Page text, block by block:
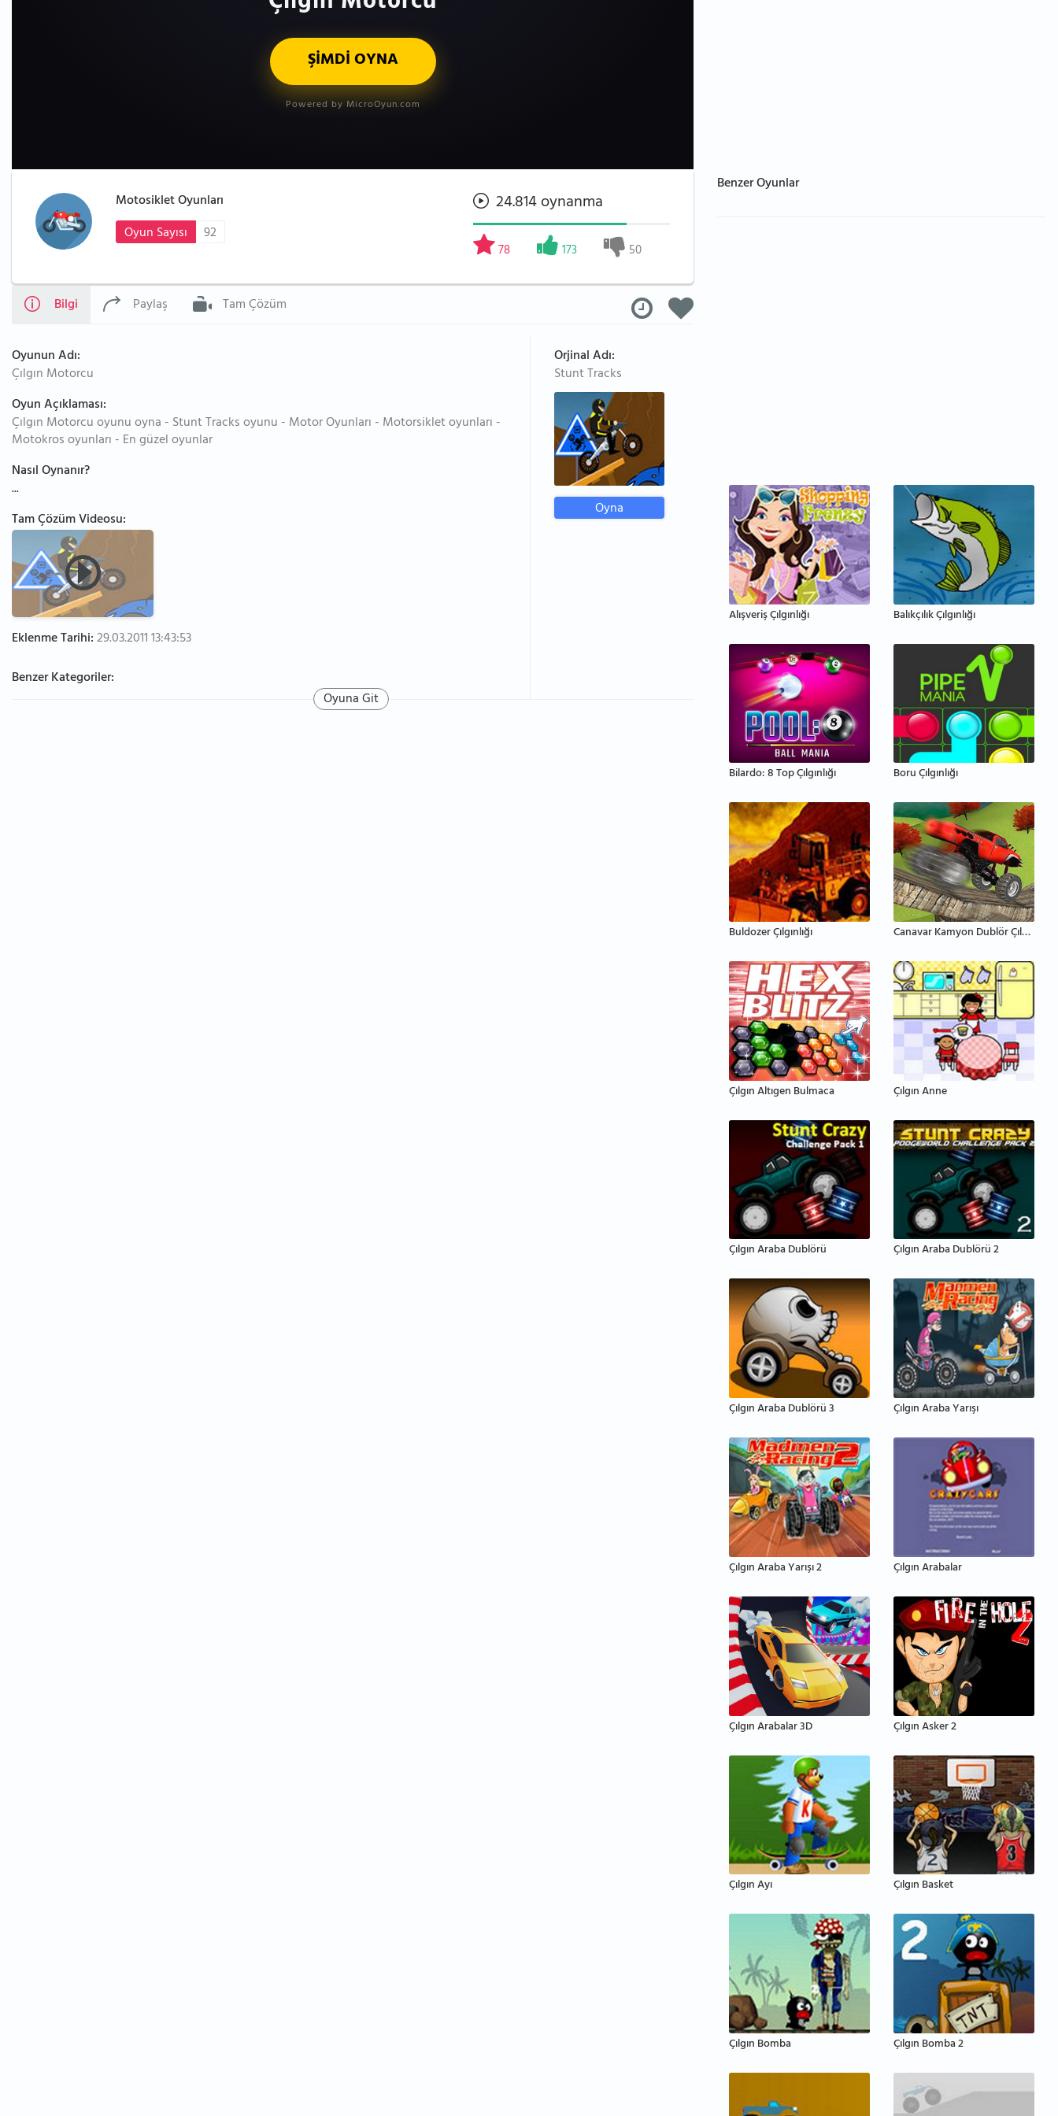
ŞİMDİ OYNA
Powered by MicroOyun.com
Motosiklet Oyunları
Oyun Sayısı
92
24.814 oynanma
78 173 50
Bilgi Paylaş Tam Çözüm
Oyunun Adı:
Çılgın Motorcu
Oyun Açıklaması:
Çılgın Motorcu oyunu oyna - Stunt Tracks oyunu - Motor Oyunları - Motorsiklet oyunları -
Motokros oyunları - En güzel oyunlar
Nasıl Oynanır?
...
Tam Çözüm Videosu:
Eklenme Tarihi:29.03.2011 13:43:53
Benzer Kategoriler:
Orjinal Adı:
Stunt Tracks
Oyna
Oyuna Git
Benzer Oyunlar
Alışveriş Çılgınlığı Balıkçılık Çılgınlığı
Bilardo: 8 Top Çılgınlığı Boru Çılgınlığı
Buldozer Çılgınlığı Canavar Kamyon Dublör Çılgınlığı
Çılgın Altıgen Bulmaca Çılgın Anne
Çılgın Araba Dublörü Çılgın Araba Dublörü 2
Çılgın Araba Dublörü 3 Çılgın Araba Yarışı
Çılgın Araba Yarışı 2 Çılgın Arabalar
Çılgın Arabalar 3D Çılgın Asker 2
Çılgın Ayı Çılgın Basket
Çılgın Bomba Çılgın Bomba 2